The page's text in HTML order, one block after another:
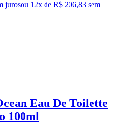
jurosou 12x de R$ 206,83 sem
Eau De Toilette
100ml